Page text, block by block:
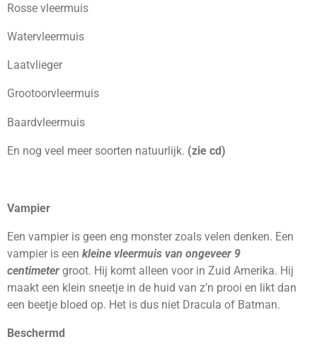
Rosse vleermuis
Watervleermuis
Laatvlieger
Grootoorvleermuis
Baardvleermuis
En nog veel meer soorten natuurlijk. (zie cd)
Vampier
Een vampier is geen eng monster zoals velen denken. Een
vampier is een kleine vleermuis van ongeveer 9
centimeter groot. Hij komt alleen voor in Zuid Amerika. Hij
maakt een klein sneetje in de huid van z’n prooi en likt dan
een beetje bloed op. Het is dus niet Dracula of Batman.
Beschermd